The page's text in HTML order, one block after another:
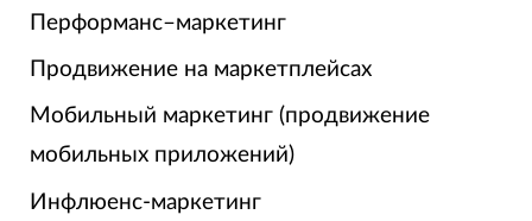
Перформанс–маркетинг
Продвижение на маркетплейсах
Мобильный маркетинг (продвижение
мобильных приложений)
Инфлюенс-маркетинг